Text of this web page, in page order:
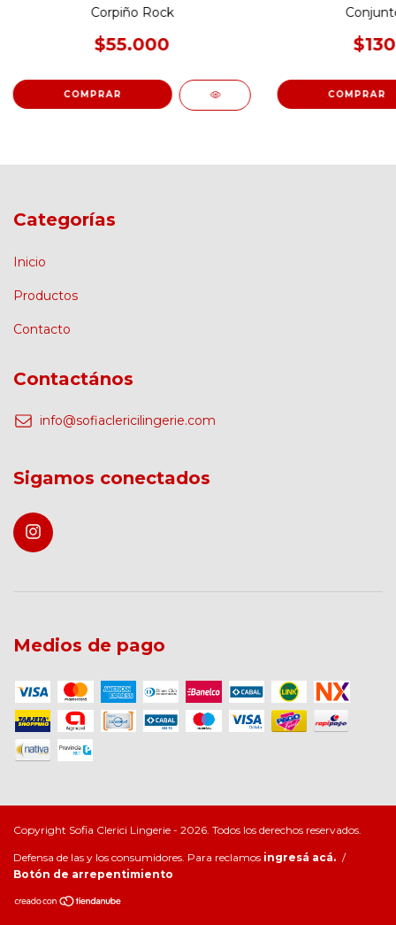
Corpiño Rock
$55.000
COMPRAR COMPRAR
Categorías
Inicio
Productos
Contacto
Contactános
info@sofiaclericilingerie.com
Sigamos conectados
Medios de pago
Copyright Sofia Clerici Lingerie - 2026. Todos los derechos reservados.
Defensa de las y los consumidores. Para reclamos ingresá acá. /
Botón de arrepentimiento